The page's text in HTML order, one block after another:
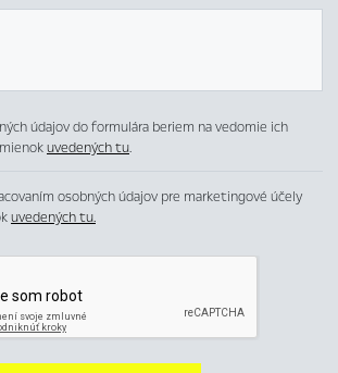
údajov do formulára beriem na vedomie ich
uvedených tu.
osobných údajov pre marketingové účely
uvedených tu.